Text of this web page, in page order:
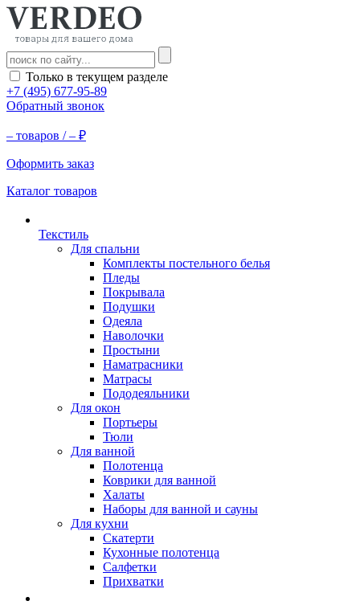
Только в текущем разделе
+7 (495) 677-95-89
Обратный звонок
– товаров /– ₽
Оформить заказ
Каталог товаров
Текстиль
Для спальни
Комплекты постельного белья
Пледы
Покрывала
Подушки
Одеяла
Наволочки
Простыни
Наматрасники
Матрасы
Пододеяльники
Для окон
Портьеры
Тюли
Для ванной
Полотенца
Коврики для ванной
Халаты
Наборы для ванной и сауны
Для кухни
Скатерти
Кухонные полотенца
Салфетки
Прихватки